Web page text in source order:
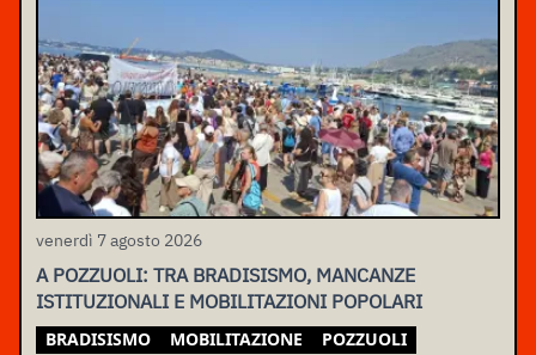
venerdì 7 agosto 2026
A POZZUOLI: TRA BRADISISMO, MANCANZE
ISTITUZIONALI E MOBILITAZIONI POPOLARI
BRADISISMO MOBILITAZIONE POZZUOLI